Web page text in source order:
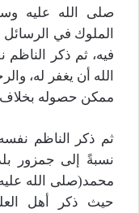
صلى الله عليه
الملوك في الرسائل
فيه، ثم ذكر الناظم
الله أن يغفر له،
ممكن حصوله بخلاف
ثم ذكر الناظم
نسبةً إلى جمزور
محمد(صلى الله
حيث ذكر أهل